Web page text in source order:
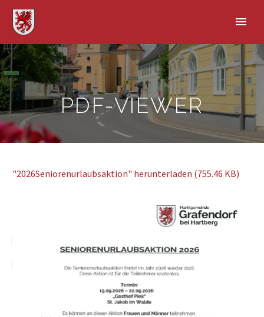
PDF-VIEWER
"2026Seniorenurlaubsaktion" herunterladen (755.46 KB)